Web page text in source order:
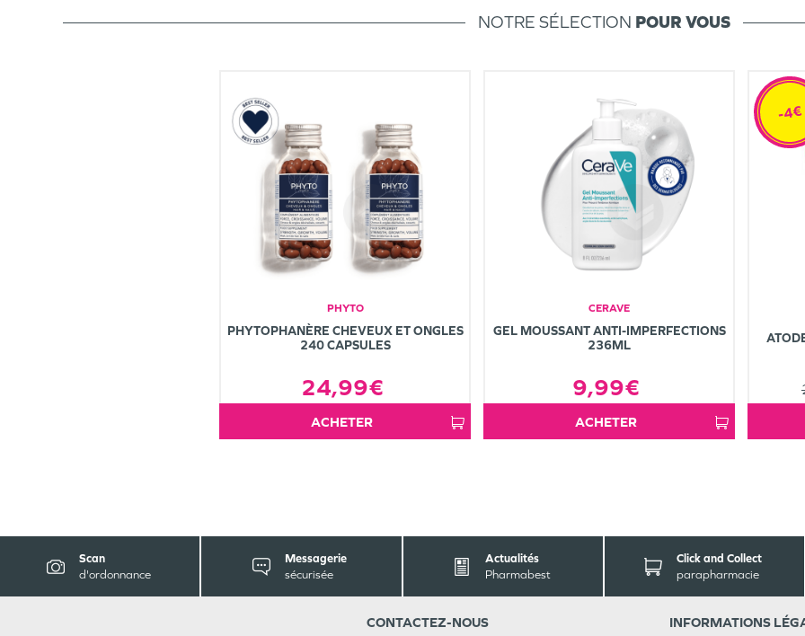
NOTRE SÉLECTION POUR VOUS
PHYTO
PHYTOPHANÈRE CHEVEUX ET ONGLES
240 CAPSULES
24,99€
ACHETER
CERAVE
GEL MOUSSANT ANTI-IMPERFECTIONS
236ML
9,99€
ACHETER
-4€
Scan
d'ordonnance
Messagerie
sécurisée
Actualités
Pharmabest
Click and Collect
parapharmacie
CONTACTEZ-NOUS INFORMATIONS